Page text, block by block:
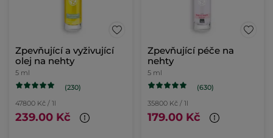
Zpevňující a vyživující
olej na nehty
5 ml
(230)
47800 Kč / 1l
239.00 Kč
Zpevňující péče na
nehty
5 ml
(630)
35800 Kč / 1l
179.00 Kč